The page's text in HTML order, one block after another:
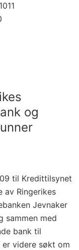
og
til Kredittilsynet
av Ringerikes
Jevnaker
sammen med
bank til
er videre søkt om